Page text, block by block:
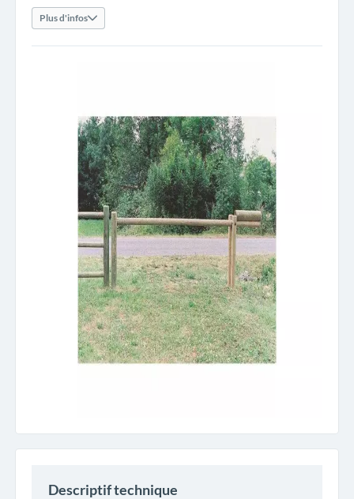
Plus d'infos
Descriptif technique